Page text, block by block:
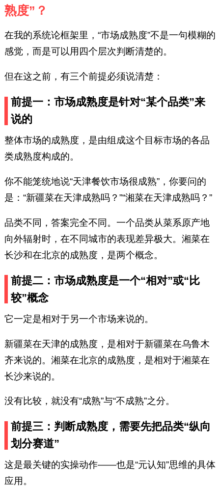
熟度”？
在我的系统论框架里，“市场成熟度”不是一句模糊的
感觉，而是可以用四个层次判断清楚的。
但在这之前，有三个前提必须说清楚：
前提一：市场成熟度是针对“某个品类”来
说的
整体市场的成熟度，是由组成这个目标市场的各品
类成熟度构成的。
你不能笼统地说“天津餐饮市场很成熟”，你要问的
是：“新疆菜在天津成熟吗？”“湘菜在天津成熟吗？”
品类不同，答案完全不同。一个品类从菜系原产地
向外辐射时，在不同城市的表现差异极大。湘菜在
长沙和在北京的成熟度，是两个概念。
前提二：市场成熟度是一个“相对”或“比
较”概念
它一定是相对于另一个市场来说的。
新疆菜在天津的成熟度，是相对于新疆菜在乌鲁木
齐来说的。湘菜在北京的成熟度，是相对于湘菜在
长沙来说的。
没有比较，就没有“成熟”与“不成熟”之分。
前提三：判断成熟度，需要先把品类“纵向
划分赛道”
这是最关键的实操动作——也是“元认知”思维的具体
应用。